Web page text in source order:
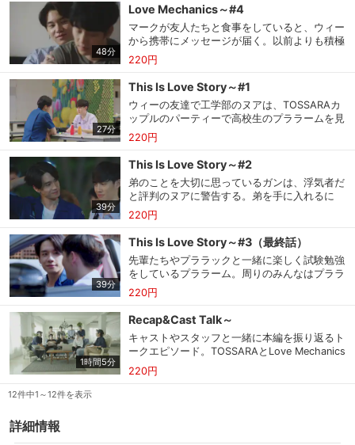
ます。
購入履歴
レンタル、購入、定額見放題の購入履歴の
確認が可能です。こちらから視聴いただく
と便利です。
お気に入り
お気に入りに登録した作品を確認できま
す。お気に入りに追加した作品の削除も可
能です。
閲覧履歴
サイト内の閲覧履歴を確認できます。履歴
の削除も可能です。
視聴年齢制限
サイト内で表示される作品の表示制限が可
能です。5段階の年齢区分から選択できま
視聴デバイス一覧
スマホなどでRakuten TVを視聴する際のデ
パスコード設定
視聴年齢制限の変更時にパスコード入力が
求められるのでお子さまがいても安心で
す。
メルマガ
定額見放題コンテンツの解約はこちらから
友人たちに止められる。マークの部屋の前でマ
ークの帰りを待つウィーは、友人のヌアに苦し
い思いを打ち明ける。そんなウィーを心配する
ヌア。そして１か月後、ＳＮＳでマークの消息
を知ったウィーがマークに電話すると、なぜか
48分
Love Mechanics～#4
マークが友人たちと食事をしていると、ウィー
から携帯にメッセージが届く。以前よりも積極
的にマークへの思いを伝えるウィー。その後、
マークの部屋でみんなが勉強をしているところ
に、ウィーがやってくる。サッカーを見に行こ
うとマークを誘うが…。ウィーとマークの関係
を見守る友人たちに囲まれ、２人の関係は新た
な展開を見せ始める。本話の後半部分は、本作
のさまざまな魅力が語られるキャストたちへの
220円
27分
This Is Love Story～#1
ウィーの友達で工学部のヌアは、TOSSARAカ
ップルのパーティーで高校生のプララームを見
かけ、一目で恋に落ちてしまう。プララームは
ガンの弟で、プララックという名前の双子の兄
弟がいる。少し前までマークのことを狙ってい
たヌアに対し、友人たちは乗り換えるのが早い
と言うが、本人はいたって真剣。何とかアプロ
ーチする方法を考える。そんなある日、プララ
ームを見かけたヌアはジュースを買って彼に声
220円
39分
This Is Love Story～#2
弟のことを大切に思っているガンは、浮気者だ
と評判のヌアに警告する。弟を手に入れるに
は、兄を攻略しろという友人たち。ずっと携帯
を眺めながらプララームからの返信を待つヌア
は、何度もメッセージを送るが、全く返信がな
い。いつも待たせる側だったヌアが珍しく待つ
姿を見て、友人たちは興味津々。その後、みん
なで夕飯を食べに繰り出したヌアはプララーム
と会い、積極的に好きな気持ちを伝える。そん
220円
39分
This Is Love Story～#3（最終話）
先輩たちやプララックと一緒に楽しく試験勉強
をしているプララーム。周りのみんなはプララ
ームに対するヌアの積極的で甘い愛情表現を見
てとても盛り上がるが、そんな雰囲気がガンは
気に入らない。険しい表情になるガン。翌日、
プララックと一緒にマークから勉強を教えても
らっていたプララームは、見知らぬ工学部の先
輩に声をかけられる。どうやらプララームに気
があるようだが…。ちょうどそこにヌアとウィ
220円
1時間5分
Recap&Cast Talk～
キャストやスタッフと一緒に本編を振り返るト
ークエピソード。TOSSARAとLove Mechanics
の話を中心に、撮影時の裏話やお気に入りのシ
ーンを大公開する。出演者はバー役のフォー
220円
12件中1～12件を表示
詳細情報